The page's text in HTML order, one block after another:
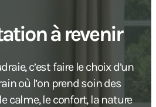
à revenir
c’est faire le choix d’un
où l’on prend soin des
calme, le confort, la nature